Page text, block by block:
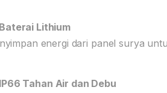
Lithium
energi dari panel surya
Tahan Air dan Debu